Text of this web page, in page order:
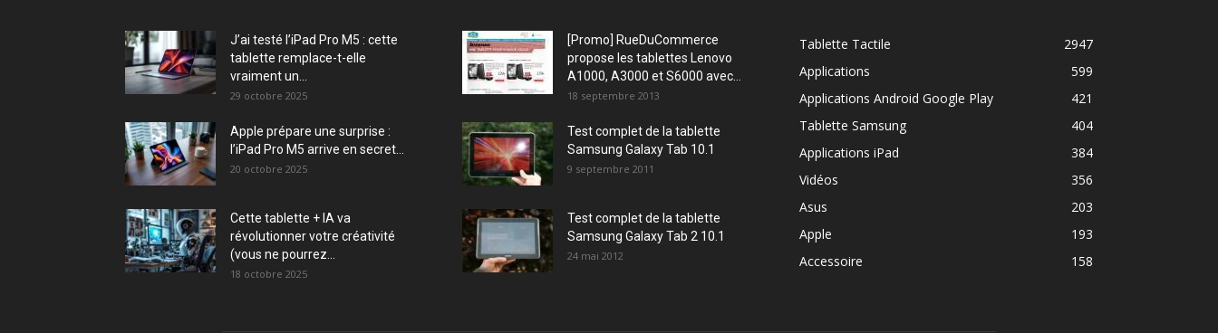
J’ai testé l’iPad Pro M5 : cette
tablette remplace-t-elle
vraiment un...
29 octobre 2025
Apple prépare une surprise :
l’iPad Pro M5 arrive en secret...
20 octobre 2025
Cette tablette + IA va
révolutionner votre créativité
(vous ne pourrez...
18 octobre 2025
[Promo] RueDuCommerce
propose les tablettes Lenovo
A1000, A3000 et S6000 avec...
18 septembre 2013
Test complet de la tablette
Samsung Galaxy Tab 10.1
9 septembre 2011
Test complet de la tablette
Samsung Galaxy Tab 2 10.1
24 mai 2012
Tablette Tactile
2947
Applications
599
Applications Android Google Play
421
Tablette Samsung
404
Applications iPad
384
Vidéos
356
Asus
203
Apple
193
Accessoire
158